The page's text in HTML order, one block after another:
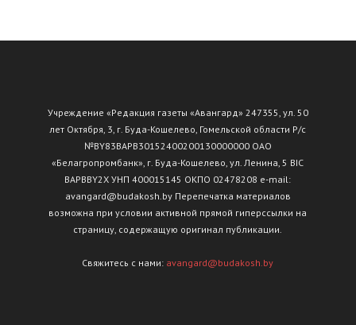
Учреждение «Редакция газеты «Авангард» 247355, ул. 50
лет Октября, 3, г. Буда-Кошелево, Гомельской области Р/с
№ВY83ВАРВ30152400200130000000 ОАО
«Белагропромбанк», г. Буда-Кошелево, ул. Ленина, 5 BIC
BAPBBY2X УНП 400015145 ОКПО 02478208 e-mail:
avangard@budakosh.by Перепечатка материалов
возможна при условии активной прямой гиперссылки на
страницу, содержащую оригинал публикации.
Свяжитесь с нами: avangard@budakosh.by